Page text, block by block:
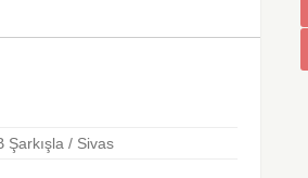
Şarkışla / Sivas